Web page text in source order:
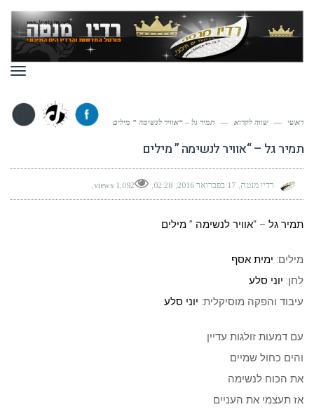
ראשי — שווה לקרוא — תמיר גל – “אוויר לנשימה ” מילים
תמיר גל – “אוויר לנשימה ” מילים
רדיו מנטה 17 בפברואר 2016 02:28
1,092 views
תמיר גל – “אוויר לנשימה ” מילים
מילים: ימית אסף
לחן: יוני סלע
עיבוד והפקה מוסיקלית: יוני סלע
עם דמעות זולגות עדיין
והים כחול שמיים
את הכוח לנשימה
אז תעצמי את העניים